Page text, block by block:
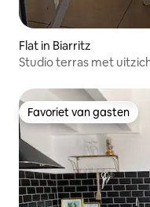
Flat in Biarritz
Studio terras met
Favoriet van gasten
Favoriet van gasten